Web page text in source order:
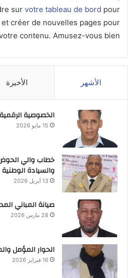
sur votre tableau de bord pour
créer de nouvelles pages pour
contenu. Amusez-vous bien !
الأشهر الأخيرة
الخصوصية
15 مايو 2026
خطاب والي
والسيادة الوطنية
13 أبريل 2026
صيانة المباني
28 مارس 2026
الحوار المؤمل
16 فبراير 2026